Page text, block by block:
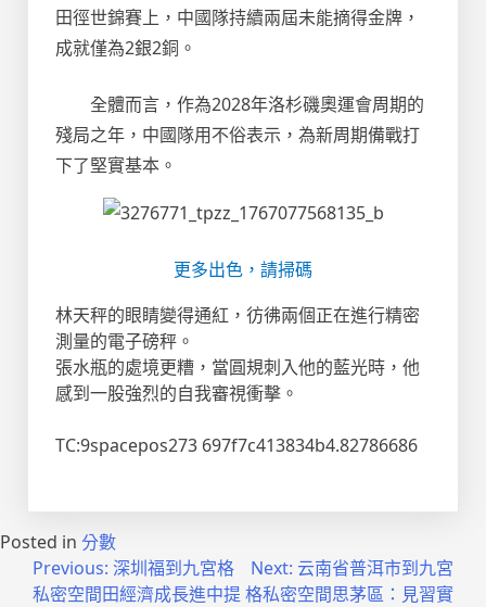
田徑世錦賽上，中國隊持續兩屆未能摘得金牌，
成就僅為2銀2銅。
全體而言，作為2028年洛杉磯奧運會周期的
殘局之年，中國隊用不俗表示，為新周期備戰打
下了堅實基本。
更多出色，請掃碼
林天秤的眼睛變得通紅，彷彿兩個正在進行精密
測量的電子磅秤。
張水瓶的處境更糟，當圓規刺入他的藍光時，他
感到一股強烈的自我審視衝擊。
TC:9spacepos273 697f7c413834b4.82786686
Posted in 分數
Previous: 深圳福到九宮格
私密空間田經濟成長進中提
Next: 云南省普洱市到九宮
格私密空間思茅區：見習實